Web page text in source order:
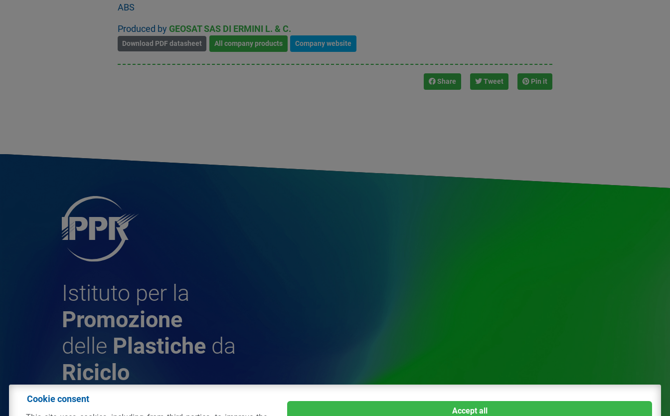
ABS
Produced by GEOSAT SAS DI ERMINI L. & C.
Download PDF datasheet All company products Company website
Share Tweet Pin it
Istituto per la
Promozione
delle Plastiche da
Riciclo
Cookie consent
Accept all